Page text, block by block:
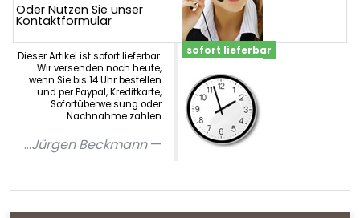
Oder Nutzen Sie unser
Kontaktformular
Dieser Artikel ist sofort lieferbar.
Wir versenden noch heute,
wenn Sie bis 14 Uhr bestellen
und per Paypal, Kreditkarte,
Sofortüberweisung oder
Nachnahme zahlen
...Jürgen Beckmann
sofort lieferbar